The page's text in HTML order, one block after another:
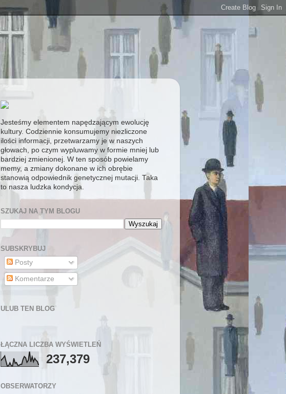
Jesteśmy elementem napędzającym ewolucję
kultury. Codziennie konsumujemy niezliczone
ilości informacji, przetwarzamy je w naszych
głowach, po czym wypluwamy w formie mniej lub
bardziej zmienionej. W ten sposób powielamy
memy, a zmiany dokonane w ich obrębie
stanowią odpowiednik genetycznej mutacji. Taka
to nasza ludzka kondycja.
SZUKAJ NA TYM BLOGU
SUBSKRYBUJ
Posty
Komentarze
ULUB TEN BLOG
ŁĄCZNA LICZBA WYŚWIETLEŃ
237,379
OBSERWATORZY